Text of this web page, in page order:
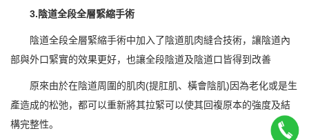
3.陰道全段全層緊縮手術
陰道全段全層緊縮手術中加入了陰道肌肉縫合技術，讓陰道內
部與外口緊實的效果更好，也讓全段陰道及陰道口皆得到改善
原來由於在陰道周圍的肌肉(提肛肌、橫會陰肌)因為老化或是生
產造成的松弛，都可以重新將其拉緊可以使其回複原本的強度及結
構完整性。